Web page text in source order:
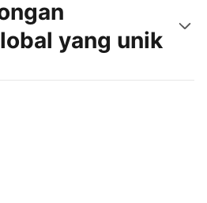
yang unik
ini